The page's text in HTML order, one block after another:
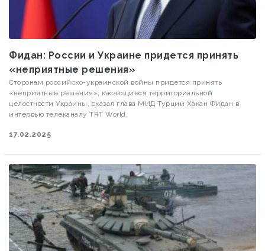
Фидан: России и Украине придется принять
«неприятные решения»
Сторонам российско-украинской войны придется принять
«неприятные решения», касающиеся территориальной
целостности Украины, сказал глава МИД Турции Хакан Фидан в
интервью телеканалу TRT World.
17.02.2025